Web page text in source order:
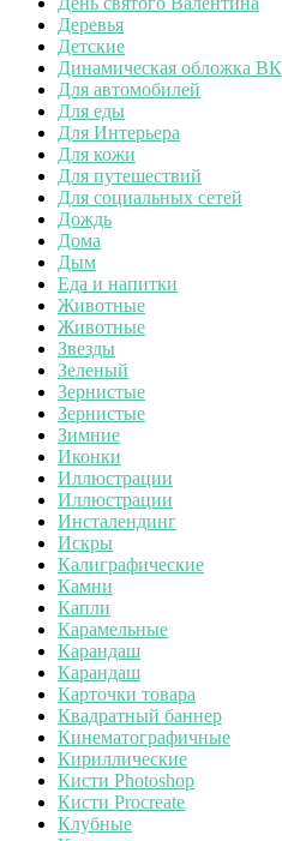
Деревья
Детские
Динамическая обложка ВК
Для автомобилей
Для еды
Для Интерьера
Для кожи
Для путешествий
Для социальных сетей
Дождь
Дома
Дым
Еда и напитки
Животные
Животные
Звезды
Зеленый
Зернистые
Зернистые
Зимние
Иконки
Иллюстрации
Иллюстрации
Инсталендинг
Искры
Калиграфические
Камни
Капли
Карамельные
Карандаш
Карандаш
Карточки товара
Квадратный баннер
Кинематографичные
Кириллические
Кисти Photoshop
Кисти Procreate
Клубные